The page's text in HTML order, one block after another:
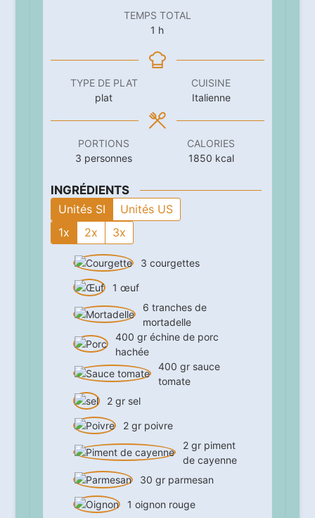
TEMPS TOTAL
1 heure
h
TYPE DE PLAT
plat
CUISINE
Italienne
PORTIONS
3 personnes
CALORIES
1850 kcal
INGRÉDIENTS
Unités SI
Unités US
1x
2x 3x
3 courgettes
1 œuf
6 tranches de
mortadelle
400 gr échine de porc
hachée
400 gr sauce
tomate
2 gr sel
2 gr poivre
2 gr piment
de cayenne
30 gr parmesan
1 oignon rouge